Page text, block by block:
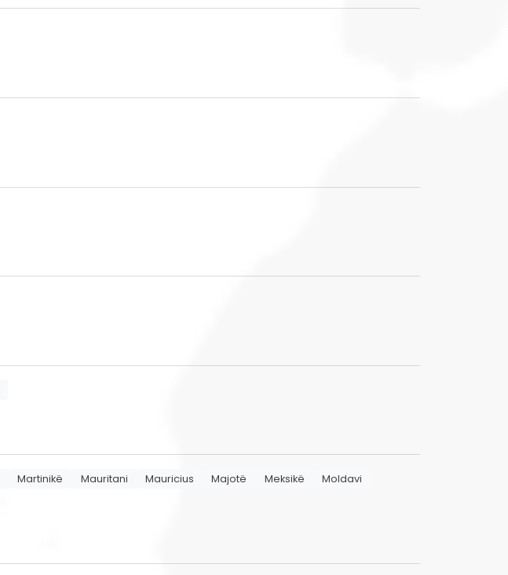
Martinikë Mauritani Mauricius Majotë Meksikë
Moldavi